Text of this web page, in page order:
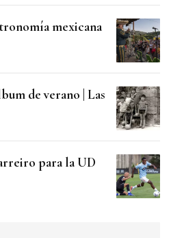
mexicana
de verano | Las
para la UD